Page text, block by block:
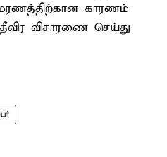
மரணத்திற்கான காரணம்
விசாரணை செய்து